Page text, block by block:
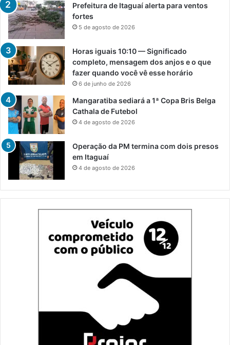
Prefeitura de Itaguaí alerta para ventos
fortes
5 de agosto de 2026
Horas iguais 10:10 — Significado
completo, mensagem dos anjos e o que
fazer quando você vê esse horário
6 de junho de 2026
Mangaratiba sediará a 1ª Copa Bris Belga
Cathala de Futebol
4 de agosto de 2026
Operação da PM termina com dois presos
em Itaguaí
4 de agosto de 2026